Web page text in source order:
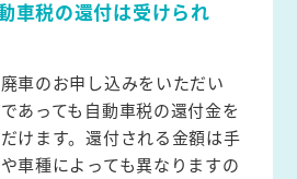
車税の還付は受けられ
車のお申し込みをいただい
あっても自動車税の還付金を
けます。還付される金額は手
車種によっても異なりますの